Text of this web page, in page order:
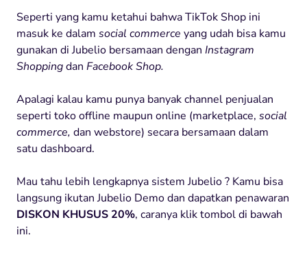
Seperti yang kamu ketahui bahwa TikTok Shop ini
masuk ke dalam social commerce yang udah bisa kamu
gunakan di Jubelio bersamaan dengan Instagram
Shoppingdan Facebook Shop.
Apalagi kalau kamu punya banyak channel penjualan
seperti toko offline maupun online (marketplace, social
commerce, dan webstore) secara bersamaan dalam
satu dashboard.
Mau tahu lebih lengkapnya sistem Jubelio ? Kamu bisa
langsung ikutan Jubelio Demo dan dapatkan penawaran
DISKON KHUSUS 20%, caranya klik tombol di bawah
ini.